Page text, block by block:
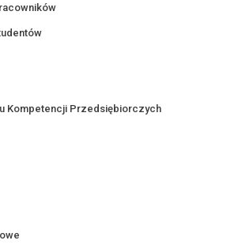
Kompetencji Przedsiębiorczych